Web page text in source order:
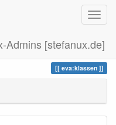
Admins [stefanux.de]
eva:klassen